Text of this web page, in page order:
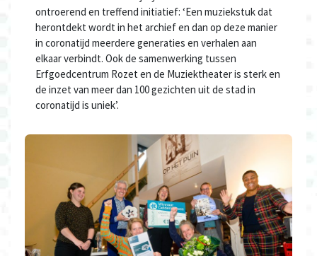
ontroerend en treffend initiatief: ‘Een muziekstuk dat
herontdekt wordt in het archief en dan op deze manier
in coronatijd meerdere generaties en verhalen aan
elkaar verbindt. Ook de samenwerking tussen
Erfgoedcentrum Rozet en de Muziektheater is sterk en
de inzet van meer dan 100 gezichten uit de stad in
coronatijd is uniek’.